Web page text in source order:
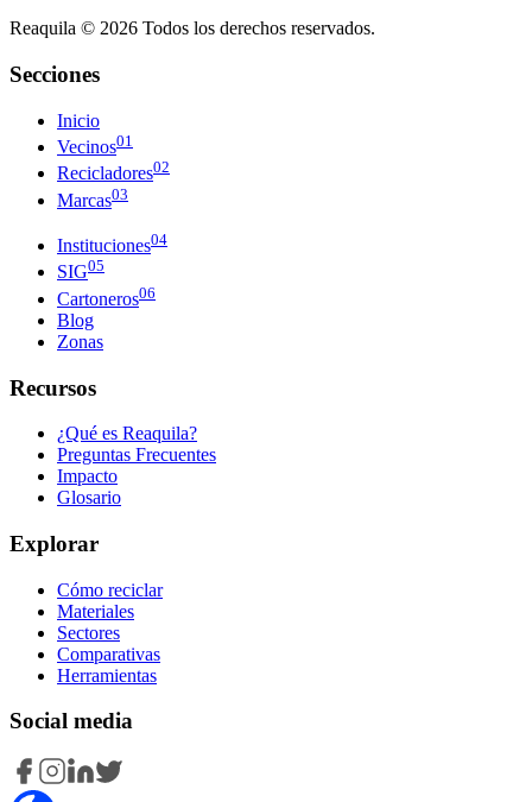
Reaquila © 2026 Todos los derechos reservados.
Secciones
Inicio
Vecinos01
Recicladores02
Marcas03
Instituciones04
SIG05
Cartoneros06
Blog
Zonas
Recursos
¿Qué es Reaquila?
Preguntas Frecuentes
Impacto
Glosario
Explorar
Cómo reciclar
Materiales
Sectores
Comparativas
Herramientas
Social media